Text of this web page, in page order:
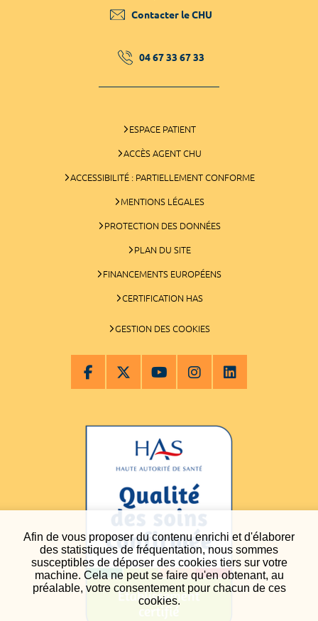
Afin de vous proposer du contenu enrichi et d'élaborer
des statistiques de fréquentation, nous sommes
susceptibles de déposer des cookies tiers sur votre
machine. Cela ne peut se faire qu'en obtenant, au
préalable, votre consentement pour chacun de ces
cookies.
Contacter le CHU
04 67 33 67 33
ESPACE PATIENT
ACCÈS AGENT CHU
ACCESSIBILITÉ : PARTIELLEMENT CONFORME
MENTIONS LÉGALES
PROTECTION DES DONNÉES
PLAN DU SITE
FINANCEMENTS EUROPÉENS
CERTIFICATION HAS
GESTION DES COOKIES